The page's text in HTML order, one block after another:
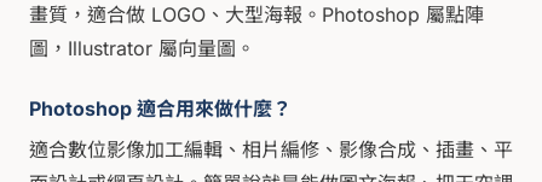
畫質，適合做 LOGO、大型海報。Photoshop 屬點陣
圖，Illustrator 屬向量圖。
Photoshop 適合用來做什麼？
適合數位影像加工編輯、相片編修、影像合成、插畫、平